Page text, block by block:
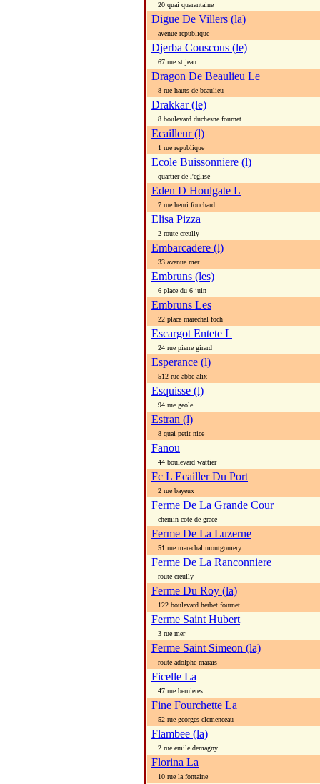
20 quai quarantaine
Digue De Villers (la)
avenue republique
Djerba Couscous (le)
67 rue st jean
Dragon De Beaulieu Le
8 rue hauts de beaulieu
Drakkar (le)
8 boulevard duchesne fournet
Ecailleur (l)
1 rue republique
Ecole Buissonniere (l)
quartier de l'eglise
Eden D Houlgate L
7 rue henri fouchard
Elisa Pizza
2 route creully
Embarcadere (l)
33 avenue mer
Embruns (les)
6 place du 6 juin
Embruns Les
22 place marechal foch
Escargot Entete L
24 rue pierre girard
Esperance (l)
512 rue abbe alix
Esquisse (l)
94 rue geole
Estran (l)
8 quai petit nice
Fanou
44 boulevard wattier
Fc L Ecailler Du Port
2 rue bayeux
Ferme De La Grande Cour
chemin cote de grace
Ferme De La Luzerne
51 rue marechal montgomery
Ferme De La Ranconniere
route creully
Ferme Du Roy (la)
122 boulevard herbet fournet
Ferme Saint Hubert
3 rue mer
Ferme Saint Simeon (la)
route adolphe marais
Ficelle La
47 rue bernieres
Fine Fourchette La
52 rue georges clemenceau
Flambee (la)
2 rue emile demagny
Florina La
10 rue la fontaine